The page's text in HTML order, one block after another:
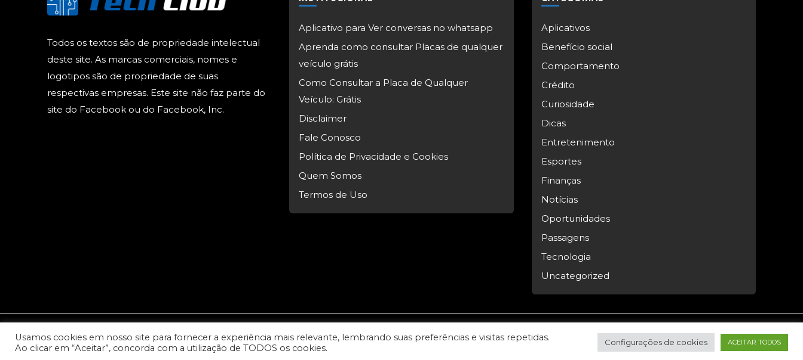
Todos os textos são de propriedade intelectual
deste site. As marcas comerciais, nomes e
logotipos são de propriedade de suas
respectivas empresas. Este site não faz parte do
site do Facebook ou do Facebook, Inc.
Aplicativo para Ver conversas no whatsapp
Aprenda como consultar Placas de qualquer
veículo grátis
Como Consultar a Placa de Qualquer
Veículo: Grátis
Disclaimer
Fale Conosco
Política de Privacidade e Cookies
Quem Somos
Termos de Uso
Aplicativos
Benefício social
Comportamento
Crédito
Curiosidade
Dicas
Entretenimento
Esportes
Finanças
Notícias
Oportunidades
Passagens
Tecnologia
Uncategorized
© 2023 Copyright: Todos os direitos reservados - Canal Tech.
Usamos cookies em nosso site para fornecer a experiência mais relevante, lembrando suas preferências e visitas repetidas.
Ao clicar em “Aceitar”, concorda com a utilização de TODOS os cookies.
Configurações de cookies ACEITAR TODOS